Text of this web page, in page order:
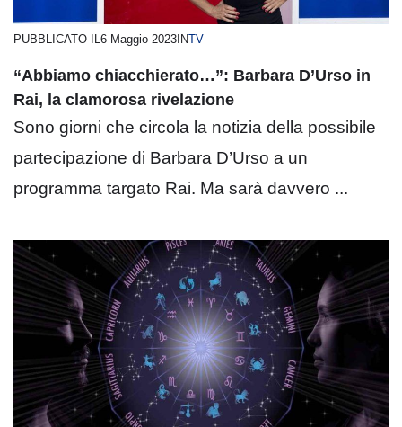
PUBBLICATO IL 6 Maggio 2023 INTV
“Abbiamo chiacchierato…”: Barbara D’Urso in
Rai, la clamorosa rivelazione
Sono giorni che circola la notizia della possibile
partecipazione di Barbara D’Urso a un
programma targato Rai. Ma sarà davvero ...